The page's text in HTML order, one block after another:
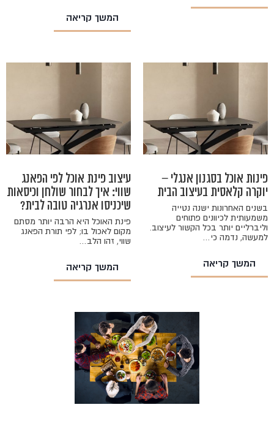
המשך קריאה
פינות אוכל בסגנון אנגלי –
יוקרה קלאסית בעיצוב הבית
בשנים האחרונות ישנה נטייה
משמעותית לכיוונים פתוחים
וליברליים יותר בכל הקשור לעיצוב.
למעשה, נדמה כי…
המשך קריאה
עיצוב פינת אוכל לפי הפאנג
שווי: איך לבחור שולחן וכיסאות
שיכניסו אנרגיה טובה לבית?
פינת האוכל היא הרבה יותר מסתם
מקום לאכול בו; לפי תורת הפאנג
שווי, זהו הלב…
המשך קריאה